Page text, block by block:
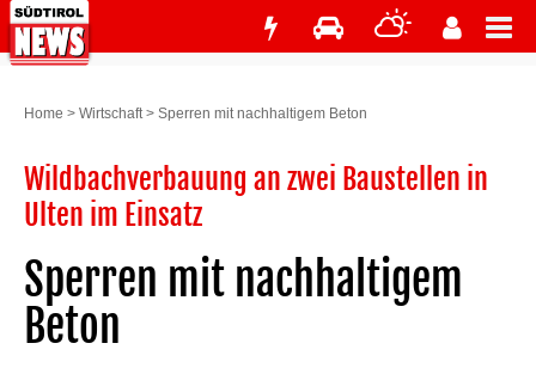
Home > Wirtschaft> Sperren mit nachhaltigem Beton
Wildbachverbauung an zwei Baustellen in
Ulten im Einsatz
Sperren mit nachhaltigem
Beton